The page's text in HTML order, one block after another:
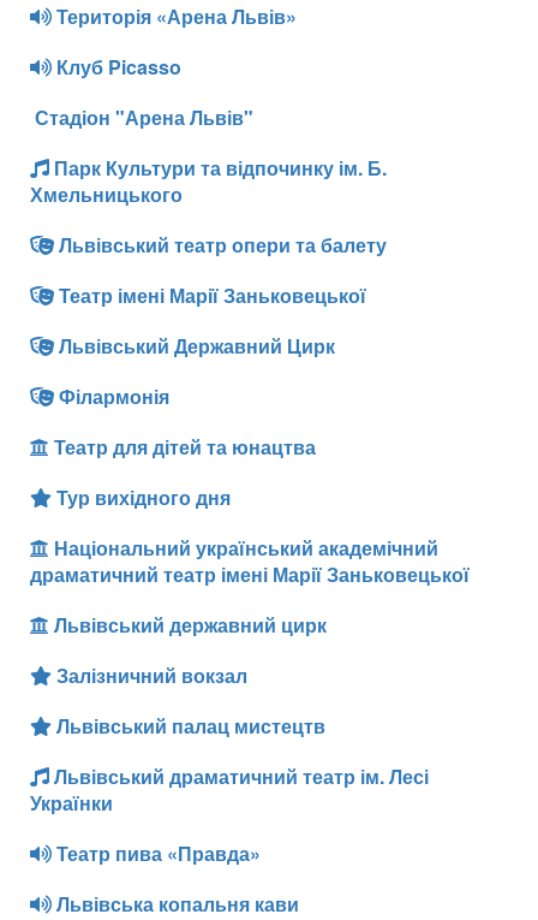
Територія «Арена Львів»
Клуб Picasso
Стадіон "Арена Львів"
Парк Культури та відпочинку ім. Б.
Хмельницького
Львівський театр опери та балету
Театр імені Марії Заньковецької
Львівський Державний Цирк
Філармонія
Театр для дітей та юнацтва
Тур вихідного дня
Національний український академічний
драматичний театр імені Марії Заньковецької
Львівський державний цирк
Залізничний вокзал
Львівський палац мистецтв
Львівський драматичний театр ім. Лесі
Українки
Театр пива «Правда»
Львівська копальня кави